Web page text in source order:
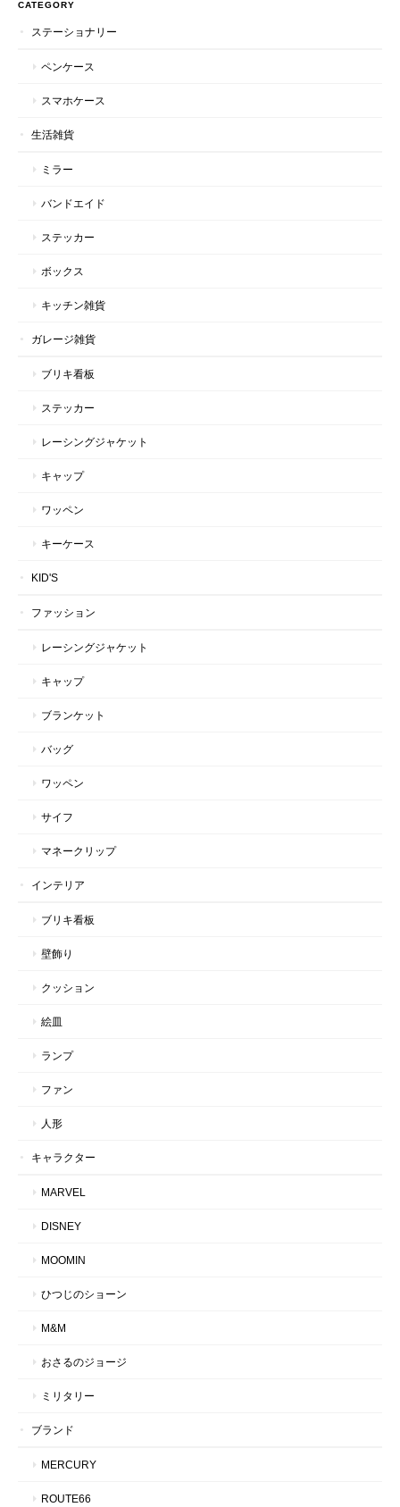
CATEGORY
ステーショナリー
ペンケース
スマホケース
生活雑貨
ミラー
バンドエイド
ステッカー
ボックス
キッチン雑貨
ガレージ雑貨
ブリキ看板
ステッカー
レーシングジャケット
キャップ
ワッペン
キーケース
KID'S
ファッション
レーシングジャケット
キャップ
ブランケット
バッグ
ワッペン
サイフ
マネークリップ
インテリア
ブリキ看板
壁飾り
クッション
絵皿
ランプ
ファン
人形
キャラクター
MARVEL
DISNEY
MOOMIN
ひつじのショーン
M&M
おさるのジョージ
ミリタリー
ブランド
MERCURY
ROUTE66